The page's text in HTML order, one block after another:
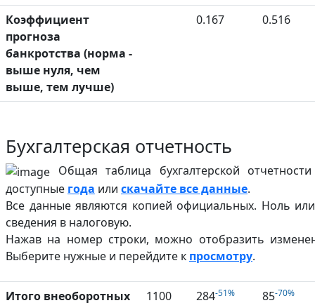
Коэффициент
прогноза
банкротства (норма -
выше нуля, чем
выше, тем лучше)
0.167 0.516
Бухгалтерская отчетность
Общая таблица бухгалтерской
доступные года или скачайте все данные.
Все данные являются копией официальных. Ноль
сведения в налоговую.
Нажав на номер строки, можно отобразить
Выберите нужные и перейдите к просмотру.
Итого внеоборотных 1100 284-51% 85-70%